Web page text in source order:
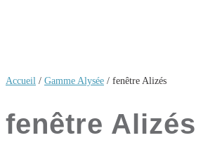
Accueil / Gamme Alysée / fenêtre Alizés
fenêtre Alizés